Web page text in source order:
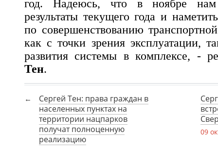
год. Надеюсь, что в ноябре нам
результаты текущего года и
по совершенствованию
как с точки зрения эксплуатации,
развития системы в комплексе, -
Тен.
Сергей Тен: права граждан в
населенных пунктах на
территории нацпарков
получат полноценную
реализацию
09